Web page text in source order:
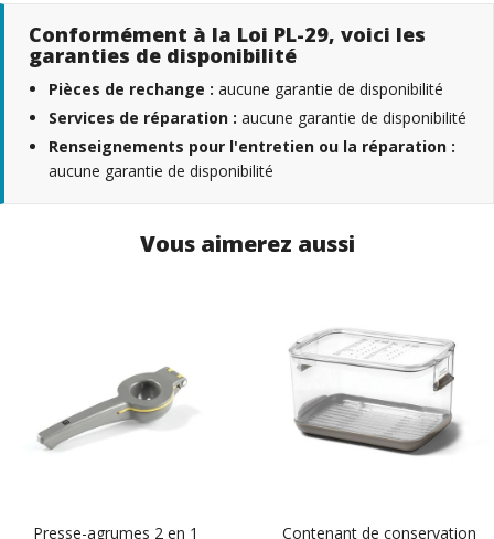
Conformément à la Loi PL-29, voici les
garanties de disponibilité
Pièces de rechange : aucune garantie de disponibilité
Services de réparation : aucune garantie de disponibilité
Renseignements pour l'entretien ou la réparation :
aucune garantie de disponibilité
Vous aimerez aussi
Presse-agrumes 2 en 1
Contenant de conservation